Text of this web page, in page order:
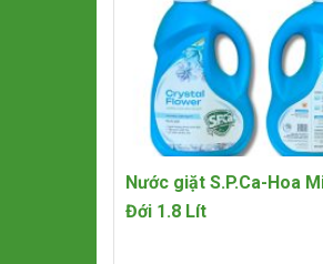
Nước giặt S.P.Ca-Hoa
Đới 1.8 Lít